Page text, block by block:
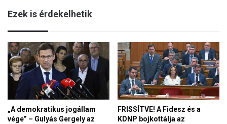
k
a
i
r
ó
b
e
r
ő
Ezek is érdekelhetik
„A demokratikus jogállam
vége” – Gulyás Gergely az
FRISSÍTVE! A Fidesz és a
KDNP bojkottálja az